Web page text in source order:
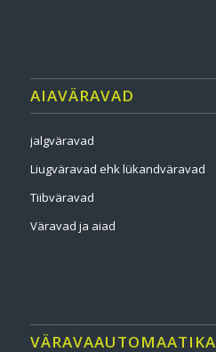
AIAVÄRAVAD
jalgväravad
Liugväravad ehk lükandväravad
Tiibväravad
Väravad ja aiad
VÄRAVAAUTOMAATIKA